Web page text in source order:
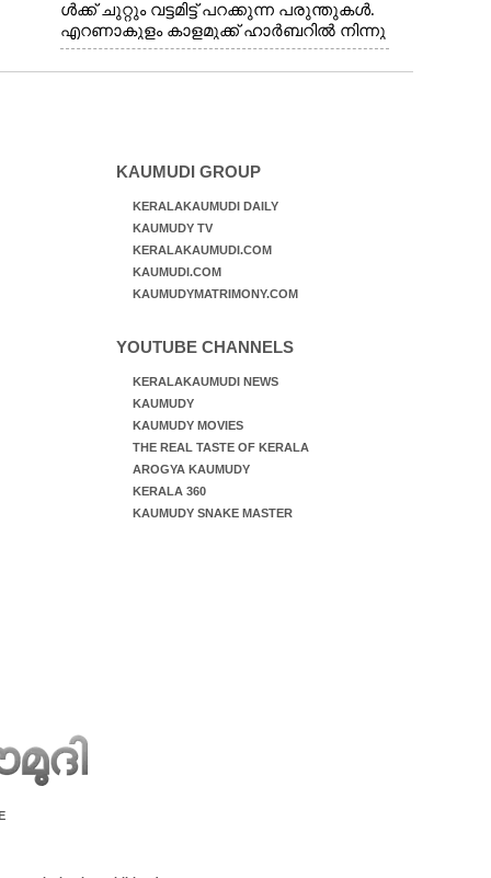
ൾക്ക് ചുറ്റും വട്ടമിട്ട് പറക്കുന്ന പരുന്തുകൾ.
എറണാകുളം കാളമുക്ക് ഹാർബറിൽ നിന്നു
ള്ള കാഴ്ച
KAUMUDI GROUP
KERALAKAUMUDI DAILY
KAUMUDY TV
KERALAKAUMUDI.COM
KAUMUDI.COM
KAUMUDYMATRIMONY.COM
YOUTUBE CHANNELS
KERALAKAUMUDI NEWS
KAUMUDY
KAUMUDY MOVIES
THE REAL TASTE OF KERALA
AROGYA KAUMUDY
KERALA 360
KAUMUDY SNAKE MASTER